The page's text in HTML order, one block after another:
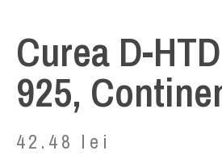
Curea D-
925,
42.48 lei